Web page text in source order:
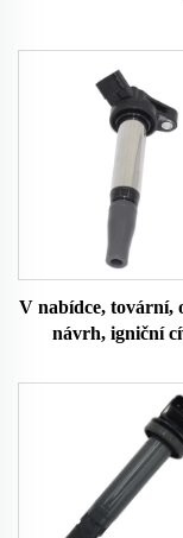
V nabídce, tovární,
návrh, igniční
90919C2007
pro TOYOTA,
autodůlu